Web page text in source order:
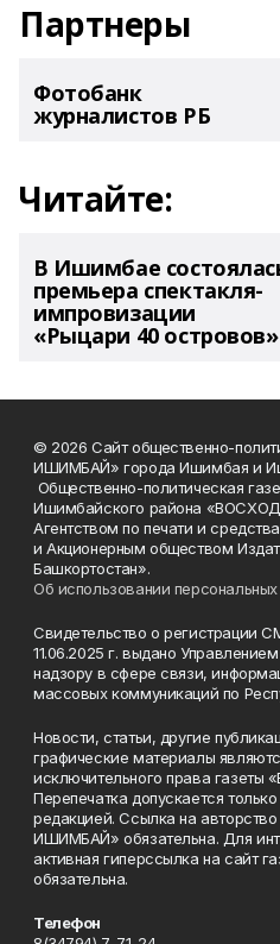
Партнеры
Фотобанк
журналистов РБ
Читайте:
В Ишимбае
премьера спектакля-
импровизации
«Рыцари 40 островов»
© 2026 Сайт общественно-
ИШИМБАЙ» города Ишимбая и
Общественно-политическая
Ишимбайского района
Агентством по печати и
и Акционерным обществом
Башкортостан».
Об использовании
Свидетельство о регистрации
11.06.2025 г. выдано
надзору в сфере связи,
массовых коммуникаций по
Новости, статьи, другие
графические материалы
исключительного права
Перепечатка допускается
редакцией. Ссылка на
ИШИМБАЙ» обязательна. Для
активная гиперссылка на
обязательна.
Телефон